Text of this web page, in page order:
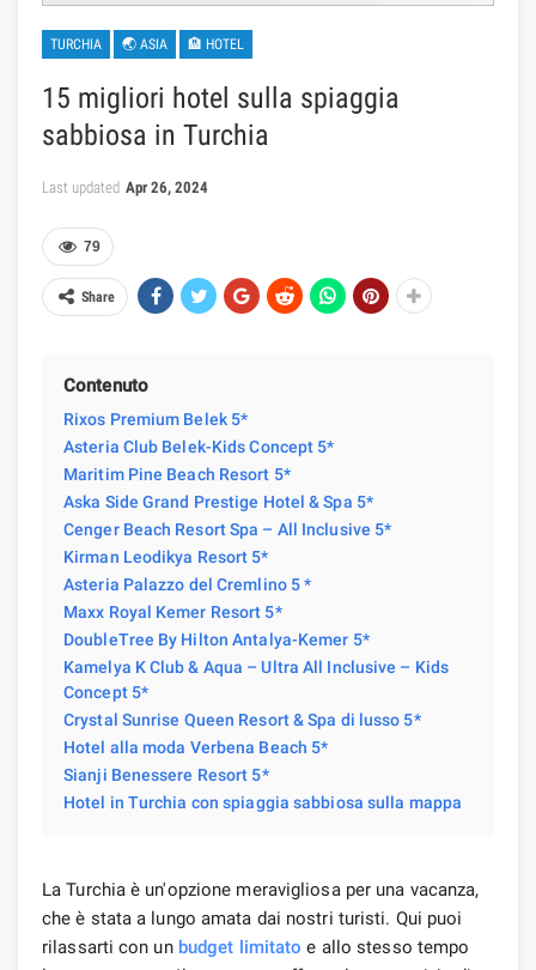
TURCHIA 🌏 ASIA 🏨 HOTEL
15 migliori hotel sulla spiaggia
sabbiosa in Turchia
Last updated Apr 26, 2024
79
Share
Contenuto
Rixos Premium Belek 5*
Asteria Club Belek-Kids Concept 5*
Maritim Pine Beach Resort 5*
Aska Side Grand Prestige Hotel & Spa 5*
Cenger Beach Resort Spa – All Inclusive 5*
Kirman Leodikya Resort 5*
Asteria Palazzo del Cremlino 5 *
Maxx Royal Kemer Resort 5*
DoubleTree By Hilton Antalya-Kemer 5*
Kamelya K Club & Aqua – Ultra All Inclusive – Kids
Concept 5*
Crystal Sunrise Queen Resort & Spa di lusso 5*
Hotel alla moda Verbena Beach 5*
Sianji Benessere Resort 5*
Hotel in Turchia con spiaggia sabbiosa sulla mappa
La Turchia è un'opzione meravigliosa per una vacanza,
che è stata a lungo amata dai nostri turisti. Qui puoi
rilassarti con un budget limitato e allo stesso tempo